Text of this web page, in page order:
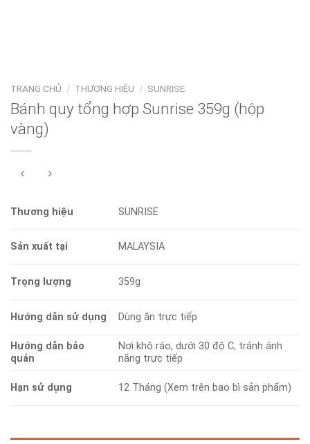
TRANG CHỦ / THƯƠNG HIỆU / SUNRISE
Bánh quy tổng hợp Sunrise 359g (hộp
vàng)
Thương hiệu SUNRISE
Sản xuất tại MALAYSIA
Trọng lượng 359g
Hướng dẫn sử dụng Dùng ăn trực tiếp
Hướng dẫn bảo
quản
Nơi khô ráo, dưới 30 độ C, tránh ánh
nắng trực tiếp
Hạn sử dụng 12 Tháng (Xem trên bao bì sản phẩm)